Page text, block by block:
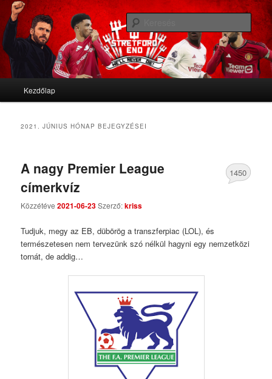
Stretford End
We'll never die
Tovább az elsődleges tartalomra
Tovább a másodlagos tartalomra
Kezdőlap
2021. JÚNIUS HÓNAP BEJEGYZÉSEI
A nagy Premier League
címerkvíz
Közzétéve2021-06-23Szerző:kriss
1450
Tudjuk, megy az EB, dübörög a transzferpiac (LOL), és
természetesen nem tervezünk szó nélkül hagyni egy nemzetközi
tornát, de addig…